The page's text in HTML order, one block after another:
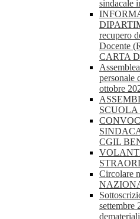
sindacale
recupero
Docente
CARTA
personale
ottobre
SCUOLA
CGIL
Circolare
settembre